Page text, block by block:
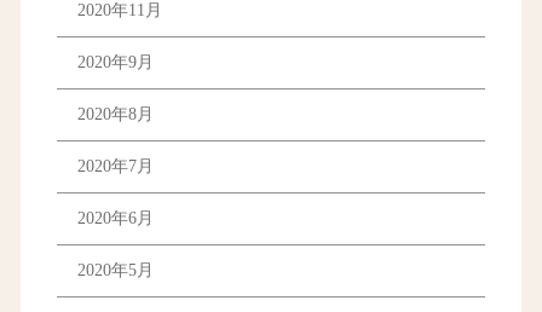
2020年11月
2020年9月
2020年8月
2020年7月
2020年6月
2020年5月